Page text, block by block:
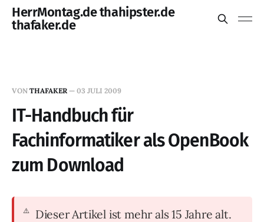
HerrMontag.de thahipster.de
thafaker.de
VON THAFAKER — 03 JULI 2009
IT-Handbuch für
Fachinformatiker als OpenBook
zum Download
Dieser Artikel ist mehr als 15 Jahre alt.